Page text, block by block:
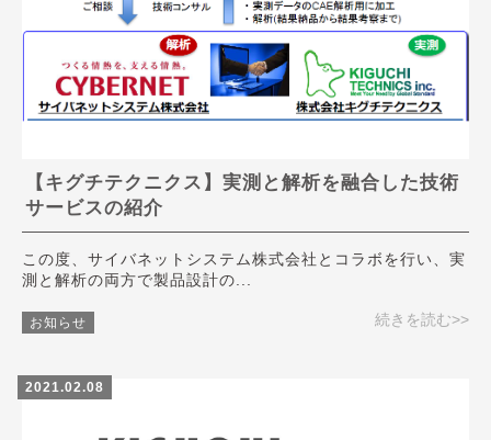
【キグチテクニクス】実測と解析を融合した技術
サービスの紹介
この度、サイバネットシステム株式会社とコラボを行い、実
測と解析の両方で製品設計の...
お知らせ 続きを読む>>
2021.02.08